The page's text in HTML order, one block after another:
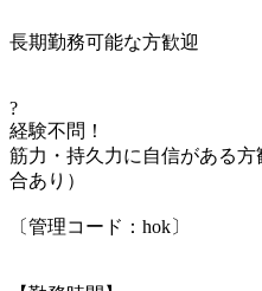
長期勤務可能な方歓迎
?
経験不問！
筋力・持久力に自信がある
合あり）
〔管理コード：hok〕